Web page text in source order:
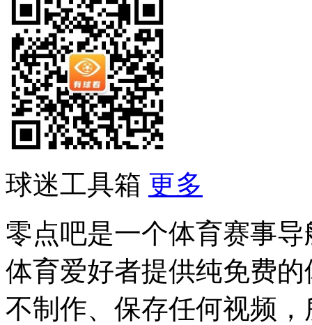
球迷工具箱 更多
零点吧是一个体育赛事
体育爱好者提供纯免费
不制作、保存任何视频